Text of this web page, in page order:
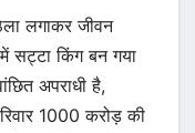
लगाकर जीवन
सट्टा किंग बन गया
अपराधी है,
1000 करोड़ की